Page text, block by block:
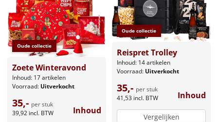
Oude collectie
Zoete Winteravond
Inhoud: 17 artikelen
Voorraad: Uitverkocht
35,- per stuk
39,92 incl. BTW Inhoud
Oude collectie
Reispret Trolley
Inhoud: 14 artikelen
Voorraad: Uitverkocht
35,- per stuk
41,53 incl. BTW Inhoud
Vergelijken